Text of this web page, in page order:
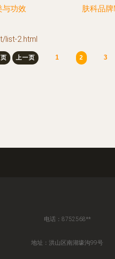
与功效
肤科品牌
list-2.html
上一页 1 2 3
电话：8752568**
地址：洪山区南湖壕沟99号